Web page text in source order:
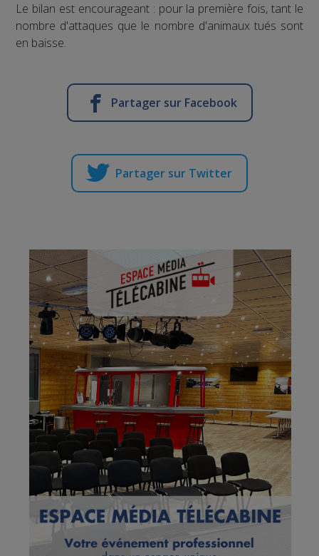
Le bilan est encourageant : pour la première fois, tant le
nombre d'attaques que le nombre d'animaux tués sont
en baisse.
Partager sur Facebook
Partager sur Twitter